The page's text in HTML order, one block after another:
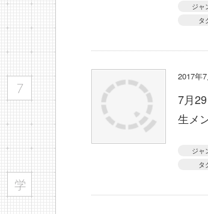
ジャ
タ
2017年
7月
生メ
ジャ
タ